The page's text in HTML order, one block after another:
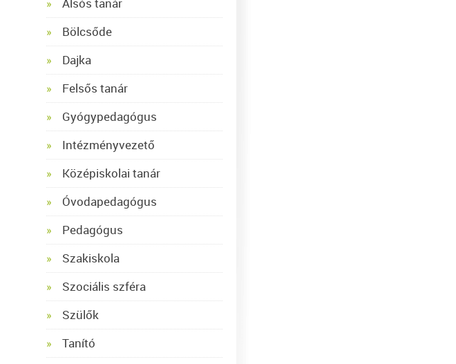
Bölcsőde
Dajka
Felsős tanár
Gyógypedagógus
Intézményvezető
Középiskolai tanár
Óvodapedagógus
Pedagógus
Szakiskola
Szociális szféra
Szülők
Tanító